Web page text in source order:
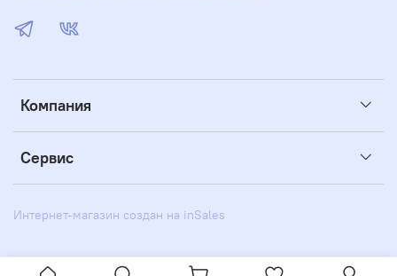
Компания
Сервис
Интернет-магазин создан на inSales